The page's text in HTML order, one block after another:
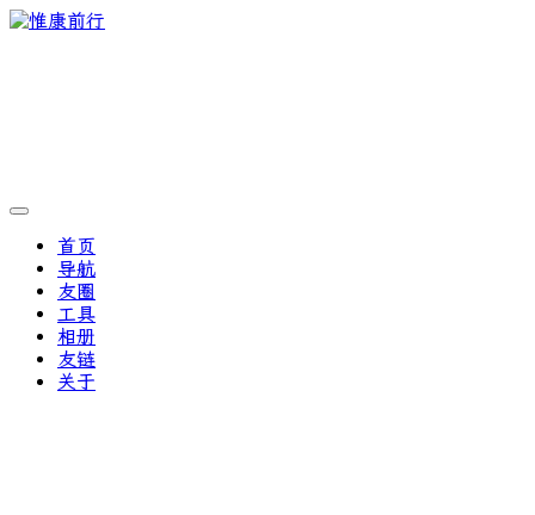
首页
导航
友圈
工具
相册
友链
关于